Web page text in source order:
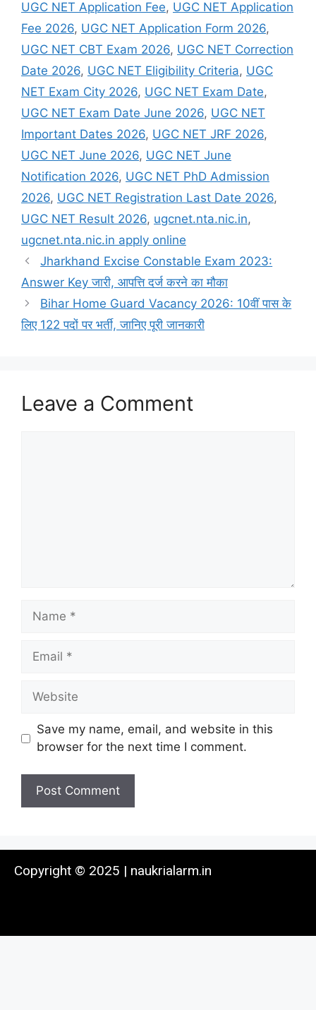
UGC NET Application Fee, UGC NET Application
Fee 2026, UGC NET Application Form 2026,
UGC NET CBT Exam 2026, UGC NET Correction
Date 2026, UGC NET Eligibility Criteria, UGC
NET Exam City 2026, UGC NET Exam Date,
UGC NET Exam Date June 2026, UGC NET
Important Dates 2026, UGC NET JRF 2026,
UGC NET June 2026, UGC NET June
Notification 2026, UGC NET PhD Admission
2026, UGC NET Registration Last Date 2026,
UGC NET Result 2026, ugcnet.nta.nic.in,
ugcnet.nta.nic.in apply online
Jharkhand Excise Constable Exam 2023:
Answer Key जारी, आपत्ति दर्ज करने का मौका
Bihar Home Guard Vacancy 2026: 10वीं पास के
लिए 122 पदों पर भर्ती, जानिए पूरी जानकारी
Leave a Comment
Save my name, email, and website in this
browser for the next time I comment.
Copyright © 2025 | naukrialarm.in